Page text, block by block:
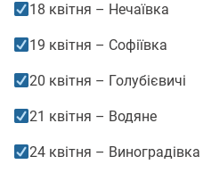
18 квітня – Нечаївка
19 квітня – Софіївка
20 квітня – Голубієвичі
21 квітня – Водяне
24 квітня – Виноградівка